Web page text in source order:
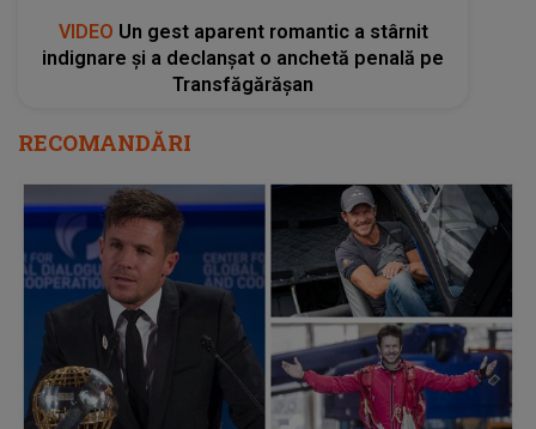
VIDEO Un gest aparent romantic a stârnit
indignare și a declanșat o anchetă penală pe
Transfăgărășan
RECOMANDĂRI